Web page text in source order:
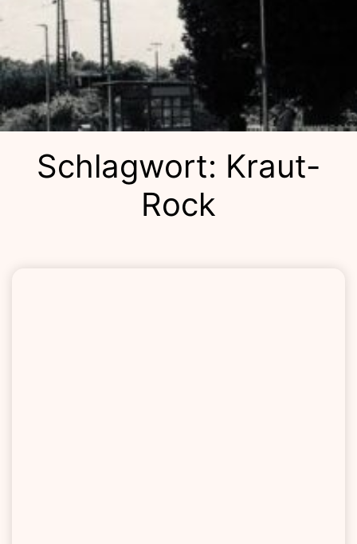
Schlagwort: Kraut-
Rock